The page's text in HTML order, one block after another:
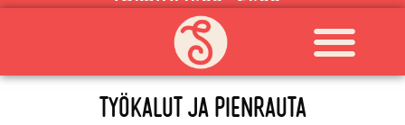
AVOINNA VIIKONLOPPUISIN (PE-
SU) ELOKUUN LOPPUUN ASTI
LÄMPIMÄSTI TERVETULOA!
TYÖKALUT JA PIENRAUTA